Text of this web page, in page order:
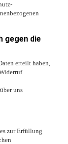
gegen die
erteilt haben,
uns
zur Erfüllung